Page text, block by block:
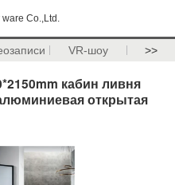
Co.,Ltd.
VR-шоу >>
кабин ливня
открытая